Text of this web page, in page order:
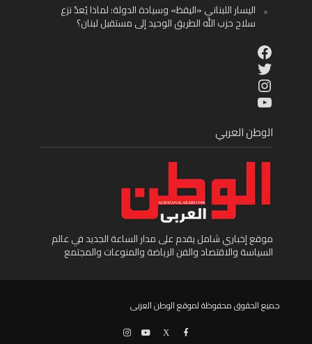
اليسار اللبناني «اليقظ» وسيادة الدولة: لماذا يُعدّ نزع
سلاح حزب الله الطريق الوحيد إلى مستقبل لبنان؟
Facebook
Twitter
Instagram
YouTube
الوطن العربي
موقع إخباري شامل يقدم على مدار الساعة الجديد في عالم
السياسة والاقتصاد والفن الرياضة والمنوعات والمجتمع
جميع الحقوق محفوظة لموقع الوطن العربى